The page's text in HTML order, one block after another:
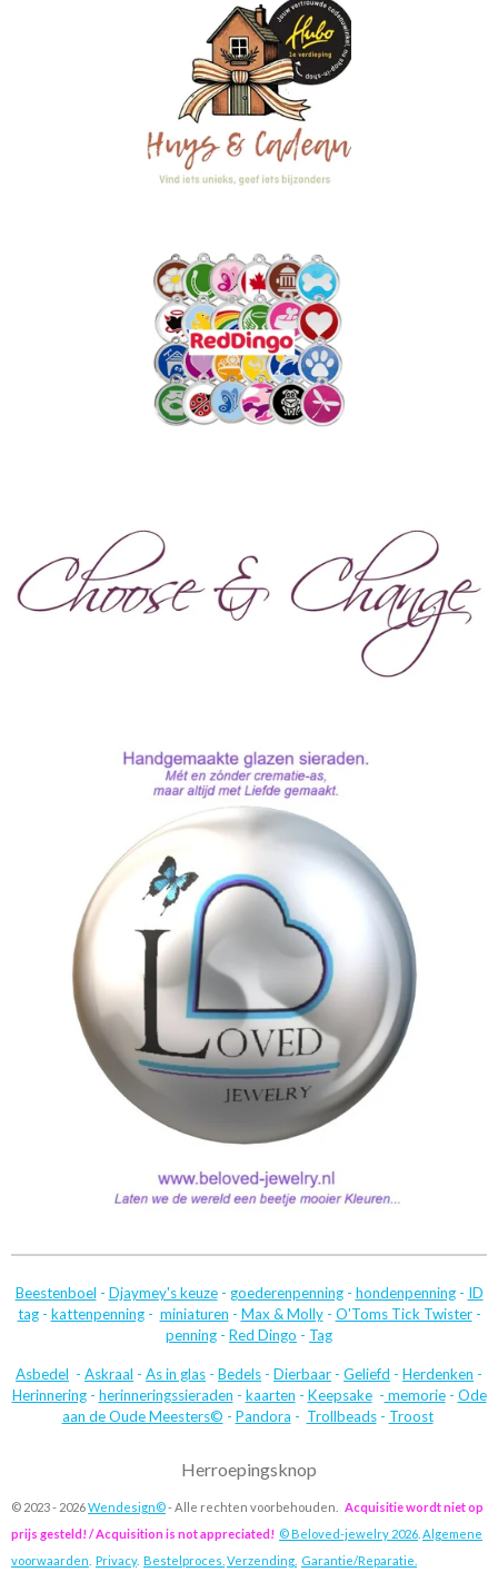
Beestenboel - Djaymey's keuze- goederenpenning- hondenpenning- ID
tag- kattenpenning- miniaturen - Max & Molly- O'Toms Tick Twister-
penning - Red Dingo - Tag
Asbedel - Askraal - As in glas - Bedels - Dierbaar - Geliefd - Herdenken -
Herinnering- herinneringssieraden - kaarten - Keepsake- memorie- Ode
aan de Oude Meesters© - Pandora - Trollbeads- Troost
Herroepingsknop
© 2023 - 2026Wendesign©- Alle rechten voorbehouden.
Acquisitie wordt niet op
prijs gesteld! / Acquisition is not appreciated! © Beloved-jewelry 2026 Algemene
voorwaarden Privacy. Bestelproces. Verzending. Garantie/Reparatie.